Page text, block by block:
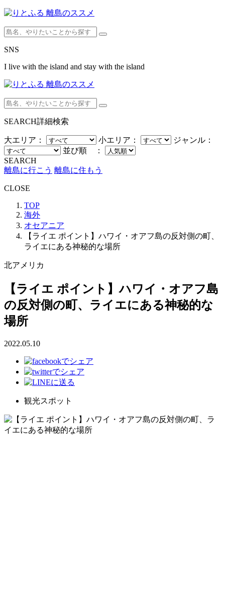
SNS
I live with the island and stay with the island
SEARCH詳細検索
大エリア： 小エリア：
ジャンル：
並び順 ：
SEARCH
離島に行こう 離島に住もう
CLOSE
TOP
海外
オセアニア
【ライエ ポイント】ハワイ・オアフ島の反対側の町、
ライエにある神秘的な場所
北アメリカ
【ライエ ポイント】ハワイ・オアフ島
の反対側の町、ライエにある神秘的な
場所
2022.05.10
観光スポット